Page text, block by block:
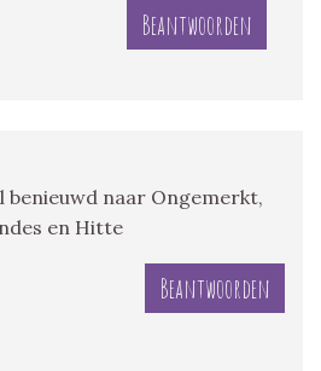
Beantwoorden
benieuwd naar Ongemerkt,
en Hitte
Beantwoorden